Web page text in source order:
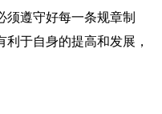
遵守好每一条规章制
于自身的提高和发展，